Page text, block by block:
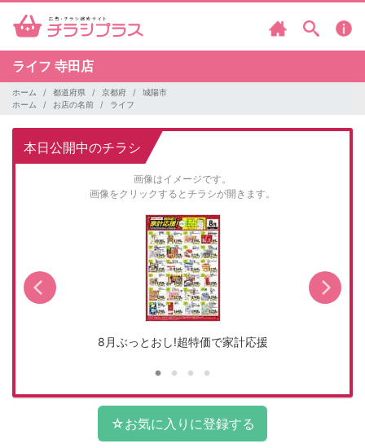
ライフ 寺田店
ホーム 都道府県 京都府
城陽市
ホーム
お店の名前 ライフ
本日公開中のチラシ
画像はイメージです。
画像をクリックするとチラシが開きます。
8月ぶっとおし!超特価で家計応援